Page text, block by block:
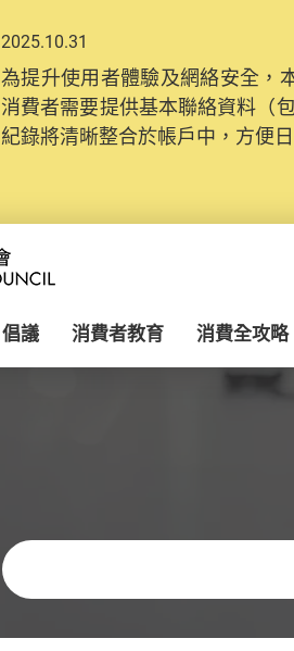
2025.10.31
為提升使用者體驗及網絡安全，
消費者需要提供基本聯絡資料（
紀錄將清晰整合於帳戶中，方便
倡議 消費者教育 消費全攻略
關鍵字